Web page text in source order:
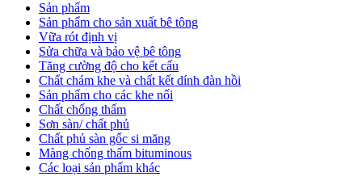
Sản phẩm
Sản phẩm cho sản xuất bê tông
Vữa rót định vị
Sửa chữa và bảo vệ bê tông
Tăng cường độ cho kết cấu
Chất chám khe và chất kết dính đàn hồi
Sản phẩm cho các khe nối
Chất chống thấm
Sơn sàn/ chất phủ
Chất phủ sàn gốc si măng
Màng chống thấm bituminous
Các loại sản phẩm khác